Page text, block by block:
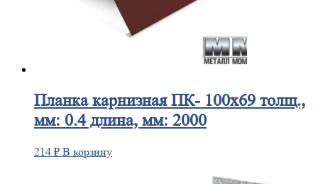
Планкакарнизная ПК- 100х69 толщ.,
мм: 0.4 длина, мм: 2000
214 ₽ В корзину